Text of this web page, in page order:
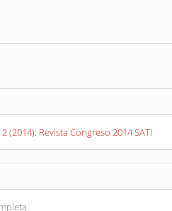
(2014): Revista Congreso 2014 SATI